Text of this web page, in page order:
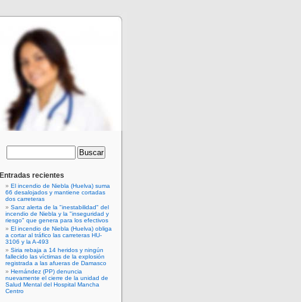
Entradas recientes
El incendio de Niebla (Huelva) suma
66 desalojados y mantiene cortadas
dos carreteras
Sanz alerta de la "inestabilidad" del
incendio de Niebla y la "inseguridad y
riesgo" que genera para los efectivos
El incendio de Niebla (Huelva) obliga
a cortar al tráfico las carreteras HU-
3106 y la A-493
Siria rebaja a 14 heridos y ningún
fallecido las víctimas de la explosión
registrada a las afueras de Damasco
Hernández (PP) denuncia
nuevamente el cierre de la unidad de
Salud Mental del Hospital Mancha
Centro